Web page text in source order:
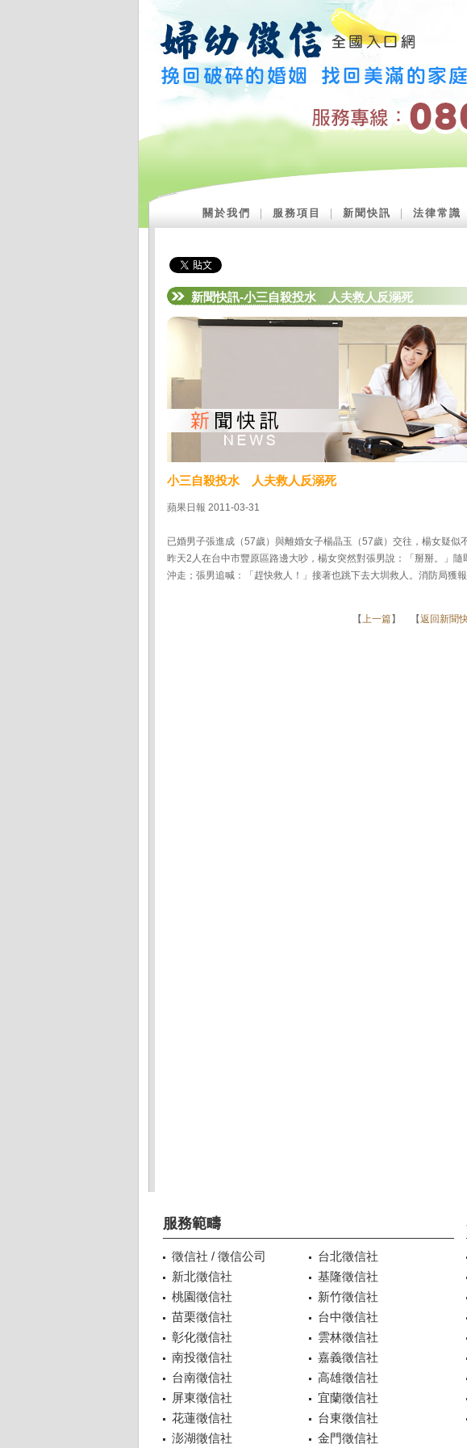
關於我們 服務項目 新聞快訊 法律常識
新聞快訊-小三自殺投水 人夫救人反溺死
小三自殺投水 人夫救人反溺死
蘋果日報 2011-03-31
已婚男子張進成（57歲）與離婚女子楊晶玉（57歲）交往，楊女疑似
昨天2人在台中市豐原區路邊大吵，楊女突然對張男說：「掰掰。」
沖走；張男追喊：「趕快救人！」接著也跳下去大圳救人。消防局獲
【上一篇】 【返回新聞
服務範疇
徵信社 / 徵信公司
台北徵信社
新北徵信社
基隆徵信社
桃園徵信社
新竹徵信社
苗栗徵信社
台中徵信社
彰化徵信社
雲林徵信社
南投徵信社
嘉義徵信社
台南徵信社
高雄徵信社
屏東徵信社
宜蘭徵信社
花蓮徵信社
台東徵信社
澎湖徵信社
金門徵信社